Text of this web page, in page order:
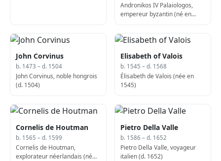
Andronikos IV Palaiologos,
empereur byzantin (né en
John Corvinus
b. 1473 – d. 1504
John Corvinus, noble hongrois
(d. 1504)
Elisabeth of Valois
b. 1545 – d. 1568
Élisabeth de Valois (née en
1545)
Cornelis de Houtman
b. 1565 – d. 1599
Cornelis de Houtman,
explorateur néerlandais (né
Pietro Della Valle
b. 1586 – d. 1652
Pietro Della Valle, voyageur
italien (d. 1652)